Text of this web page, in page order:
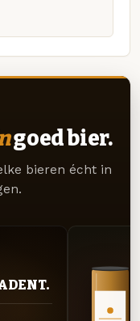
goed bier.
bieren écht in